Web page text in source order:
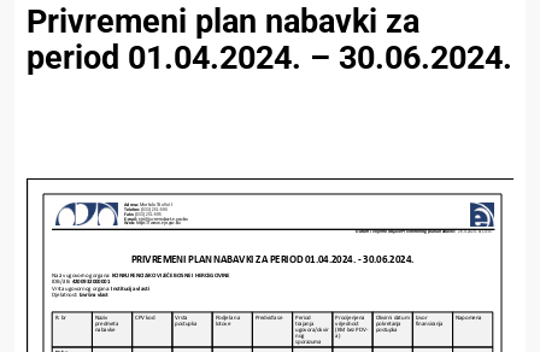
Privremeni plan nabavki za
period 01.04.2024. – 30.06.2024.